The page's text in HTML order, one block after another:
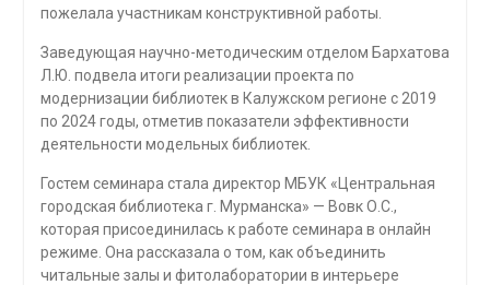
пожелала участникам конструктивной работы.
Заведующая научно-методическим отделом Бархатова
Л.Ю. подвела итоги реализации проекта по
модернизации библиотек в Калужском регионе с 2019
по 2024 годы, отметив показатели эффективности
деятельности модельных библиотек.
Гостем семинара стала директор МБУК «Центральная
городская библиотека г. Мурманска» — Вовк О.С.,
которая присоединилась к работе семинара в онлайн
режиме. Она рассказала о том, как объединить
читальные залы и фитолаборатории в интерьере